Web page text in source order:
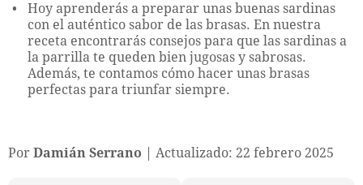
Hoy aprenderás a preparar unas buenas sardinas
con el auténtico sabor de las brasas. En nuestra
receta encontrarás consejos para que las sardinas a
la parrilla te queden bien jugosas y sabrosas.
Además, te contamos cómo hacer unas brasas
perfectas para triunfar siempre.
Por Damián Serrano Actualizado: 22 febrero 2025